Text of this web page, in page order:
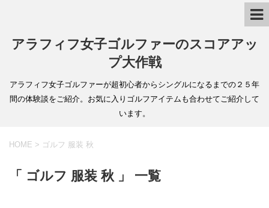
アラフィフ女子ゴルファーのスコアアッ
プ大作戦
アラフィフ女子ゴルファーが超初心者からシングルになるまでの２５年
間の体験談をご紹介。お気に入りゴルフアイテムも合わせてご紹介して
います。
HOME > ゴルフ 服装 秋
「 ゴルフ 服装 秋 」 一覧